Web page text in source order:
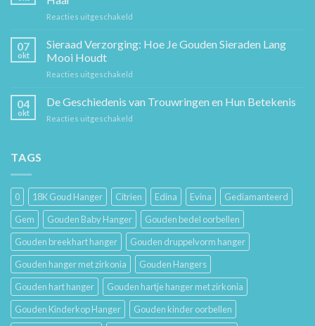
Sierkunst
Reacties uitgeschakeld
Cadeaugids:
De
Hem
07
okt
Sieraad Verzorging: Hoe Je Gouden Sieraden Lang
Mooi Houdt
Reacties uitgeschakeld
Verzorging:
04
okt
De Geschiedenis van Trouwringen en Hun Betekenis
Reacties uitgeschakeld
Hun
Betekenis
TAGS
0 18K Goud Hanger Citrien Edina Evina
Gediamanteerd
Gem
Gouden Baby Hanger
Gouden bedel oorbellen
Gouden breekhart hanger
Gouden druppelvorm hanger
Gouden hanger met zirkonia
Gouden Hangers
Gouden hart hanger
Gouden hartje hanger met zirkonia
Gouden Kinderkop Hanger
Gouden kinder oorbellen